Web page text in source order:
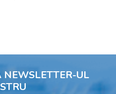
UL